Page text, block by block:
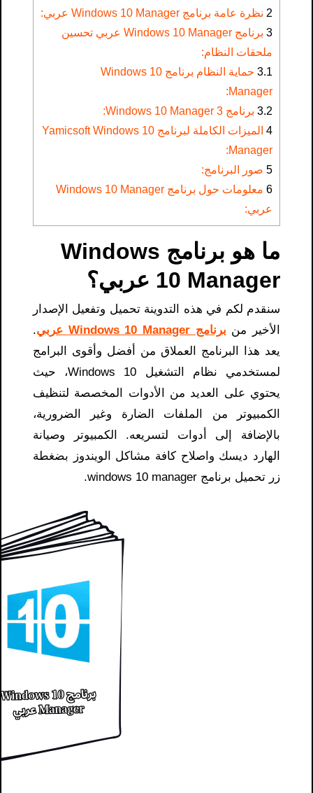
2 نظرة عامة برنامج Windows 10 Manager عربي:
3
برنامج Windows 10 Manager عربي تحسين
ملحقات النظام:
3.1
حماية النظام برنامج Windows 10
Manager:
3.2 برنامج Windows 10 Manager 3:
4
الميزات الكاملة لبرنامج Yamicsoft Windows 10
Manager:
5 صور البرنامج:
6
معلومات حول برنامج Windows 10 Manager
عربي:
ما هو برنامج Windows
10 Manager عربي؟
سنقدم لكم في هذه التدوينة تحميل وتفعيل الإصدار
الأخير من برنامج Windows 10 Manager عربي
.
يعد هذا البرنامج العملاق من أفضل وأقوى البرامج
لمستخدمي نظام التشغيل Windows 10، حيث
يحتوي على العديد من الأدوات المخصصة لتنظيف
الكمبيوتر من الملفات الضارة وغير الضرورية،
بالإضافة إلى أدوات لتسريعه. الكمبيوتر وصيانة
الهارد ديسك واصلاح كافة مشاكل الويندوز بضغطة
زر تحميل برنامج windows 10 manager.